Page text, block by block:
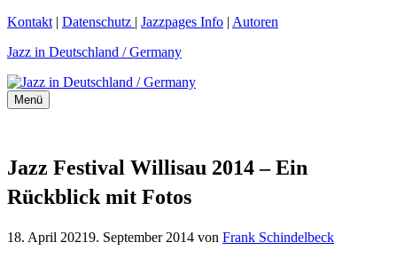
Zum
springen
Kontakt | Datenschutz | Jazzpages Info | Autoren
Jazz in Deutschland / Germany
Menü
Jazz Festival Willisau 2014 – Ein
Rückblick mit Fotos
18. April 20219. September 2014 von Frank Schindelbeck